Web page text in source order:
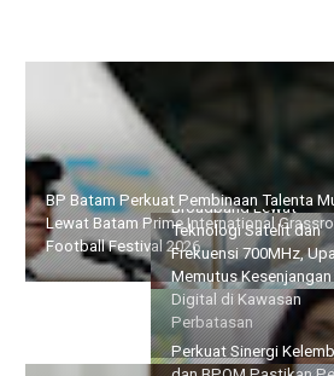
BP Batam Perkuat Pembinaan Talenta
Prime International Grassroot Football
Pemprov Kepri dan
KomDigi Pacu Penetrasi
Broadband Lewat
Teknologi Satelit dan
Frekuensi 700MHz, Upaya
Memutus Kesenjangan
Digital di Kawasan
dan